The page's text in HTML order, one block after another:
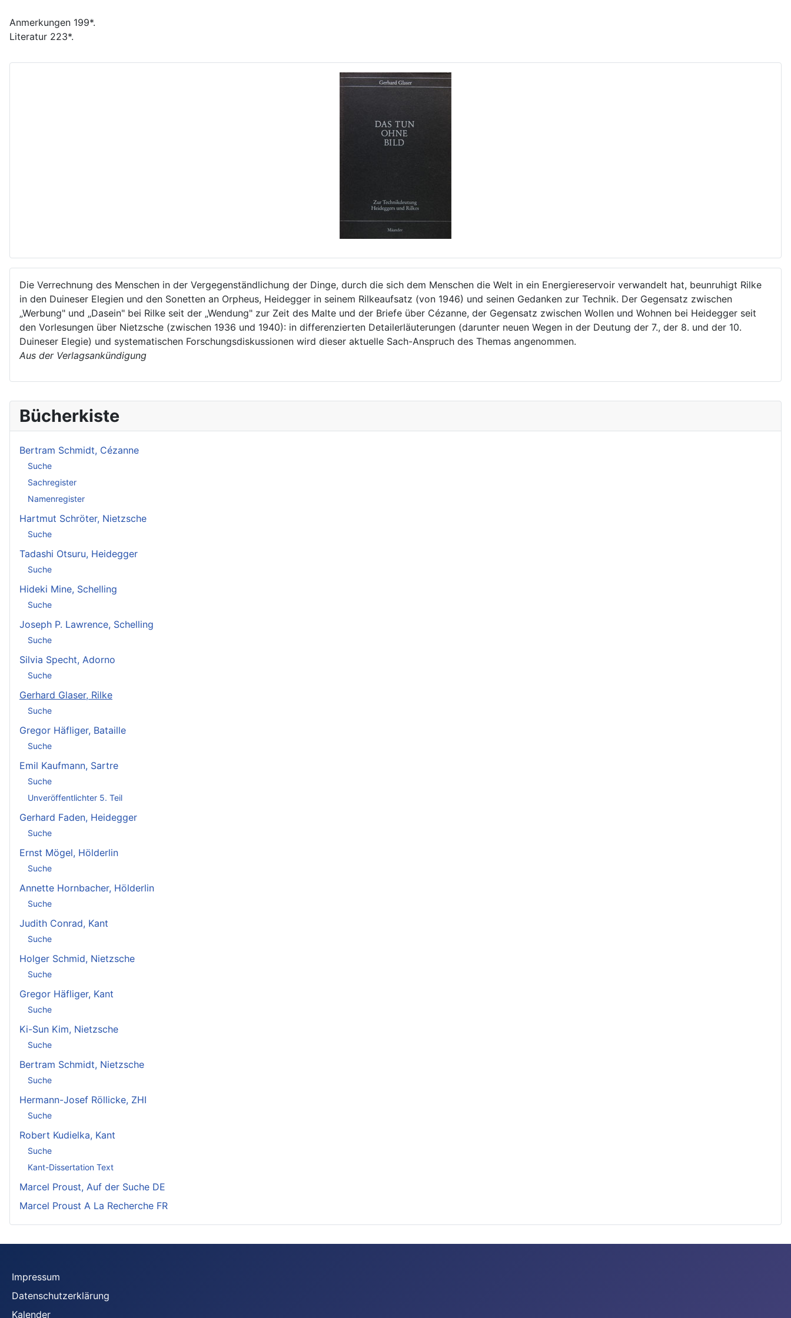
Bücherkiste
Bertram Schmidt, Cézanne
Suche
Sachregister
Namenregister
Hartmut Schröter, Nietzsche
Suche
Tadashi Otsuru, Heidegger
Suche
Hideki Mine, Schelling
Suche
Joseph P. Lawrence, Schelling
Suche
Silvia Specht, Adorno
Suche
Gerhard Glaser, Rilke
Suche
Gregor Häfliger, Bataille
Suche
Emil Kaufmann, Sartre
Suche
Unveröffentlichter 5. Teil
Gerhard Faden, Heidegger
Suche
Ernst Mögel, Hölderlin
Suche
Annette Hornbacher, Hölderlin
Suche
Judith Conrad, Kant
Suche
Holger Schmid, Nietzsche
Suche
Gregor Häfliger, Kant
Suche
Ki-Sun Kim, Nietzsche
Suche
Bertram Schmidt, Nietzsche
Suche
Hermann-Josef Röllicke, ZHI
Suche
Robert Kudielka, Kant
Suche
Kant-Dissertation Text
Marcel Proust, Auf der Suche DE
Marcel Proust A La Recherche FR
Anmerkungen 199*.
Literatur 223*.
Die Verrechnung des Menschen in der Vergegenständlichung der Dinge, durch die sich dem Menschen die Welt in ein Energiereservoir verwandelt hat, beunruhigt Rilke
in den Duineser Elegien und den Sonetten an Orpheus, Heidegger in seinem Rilkeaufsatz (von 1946) und seinen Gedanken zur Technik. Der Gegensatz zwischen
„Werbung" und „Dasein" bei Rilke seit der „Wendung" zur Zeit des Malte und der Briefe über Cézanne, der Gegensatz zwischen Wollen und Wohnen bei Heidegger seit
den Vorlesungen über Nietzsche (zwischen 1936 und 1940): in differenzierten Detailerläuterungen (darunter neuen Wegen in der Deutung der 7., der 8. und der 10.
Duineser Elegie) und systematischen Forschungsdiskussionen wird dieser aktuelle Sach-Anspruch des Themas angenommen.
Aus der Verlagsankündigung
Impressum
Datenschutzerklärung
Kalender